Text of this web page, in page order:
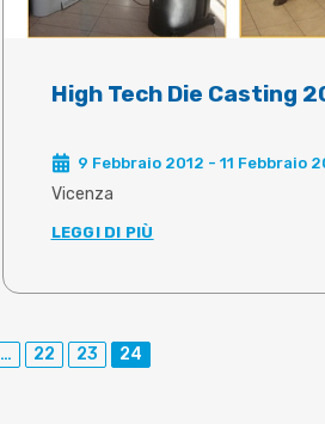
High Tech Die Casting
9 Febbraio 2012 - 11 Febbraio
Vicenza
LEGGI DI PIÙ
… 22 23 24